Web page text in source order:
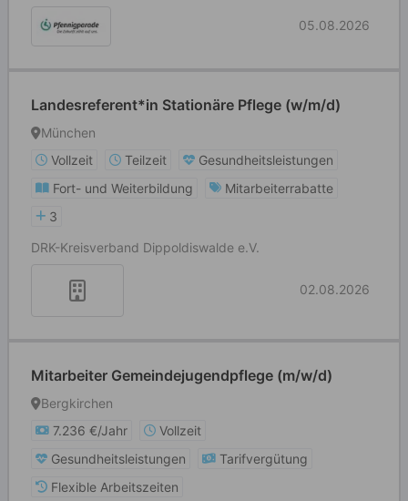
05.08.2026
Landesreferent*in Stationäre Pflege (w/m/d)
München
Vollzeit
Teilzeit
Gesundheitsleistungen
Fort- und Weiterbildung
Mitarbeiterrabatte
3
DRK-Kreisverband Dippoldiswalde e.V.
02.08.2026
Mitarbeiter Gemeindejugendpflege (m/w/d)
Bergkirchen
7.236 €/Jahr
Vollzeit
Gesundheitsleistungen
Tarifvergütung
Flexible Arbeitszeiten